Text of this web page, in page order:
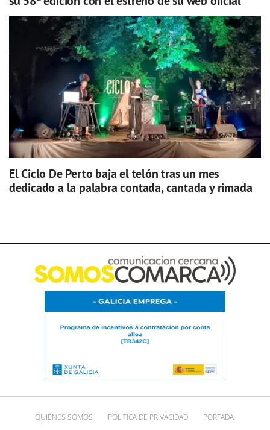
El Ciclo De Perto baja el telón tras un mes
dedicado a la palabra contada, cantada y rimada
QUIÉNES SOMOS POLÍTICA DE PRIVACIDAD
PORTADA